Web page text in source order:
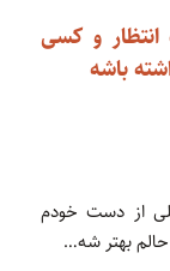
و کسی
باشه
از دست خودم
حالم بهتر شه…